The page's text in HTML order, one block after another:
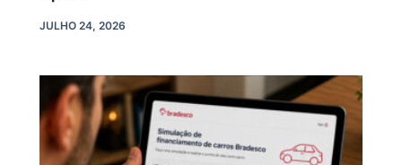
JULHO 24, 2026